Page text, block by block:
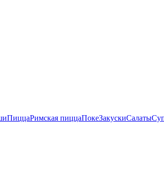
ПиццаРимская пиццаПокеЗакускиСалаты